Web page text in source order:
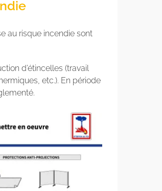
au risque incendie sont
d’étincelles (travail
etc.). En période